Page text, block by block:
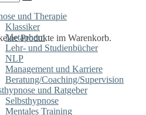
Produkte im Warenkorb.
und Therapie
Klassiker
Metaphern
Lehr- und Studienbücher
NLP
Management und Karriere
Beratung/Coaching/Supervision
und Ratgeber
Selbsthypnose
Mentales Training